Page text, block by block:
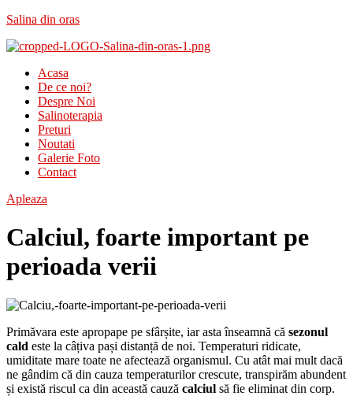
Salina din oras
Acasa
De ce noi?
Despre Noi
Salinoterapia
Preturi
Noutati
Galerie Foto
Contact
Apleaza
Calciul, foarte important pe
perioada verii
Primăvara este apropape pe sfârșite, iar asta înseamnă că sezonul
cald este la câțiva pași distanță de noi. Temperaturi ridicate,
umiditate mare toate ne afectează organismul. Cu atât mai mult dacă
ne gândim că din cauza temperaturilor crescute, transpirăm abundent
și există riscul ca din această cauză calciul să fie eliminat din corp.